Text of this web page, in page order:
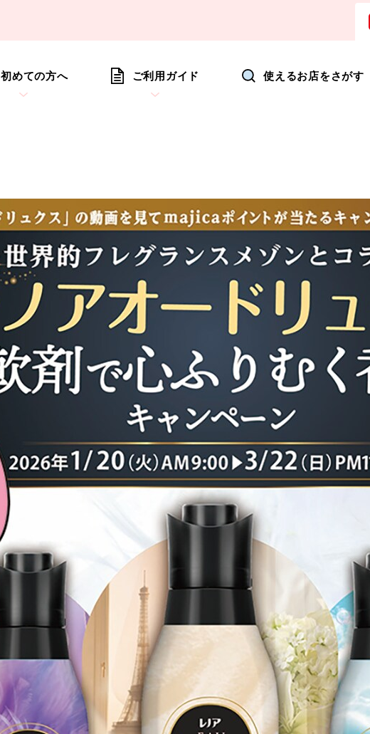
初めての方へ ご利用ガイド 使えるお店をさがす